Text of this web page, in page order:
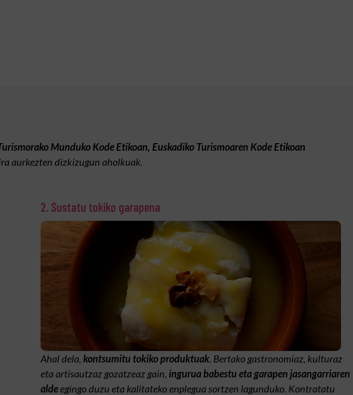
Munduko Kode Etikoan, Euskadiko Turismoaren Kode Etikoan
aurkezten dizkizugun aholkuak.
2. Sustatu tokiko garapena
Ahal dela, kontsumitu tokiko produktuak. Bertako gastronomiaz, kulturaz
eta artisautzaz gozatzeaz gain, ingurua babestu eta garapen jasangarriaren
aldeegingo duzu eta kalitateko enplegua sortzen lagunduko. Kontratatu